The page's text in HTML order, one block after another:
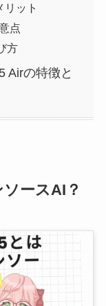
リット
点
方
Airの特徴と
ースAI？